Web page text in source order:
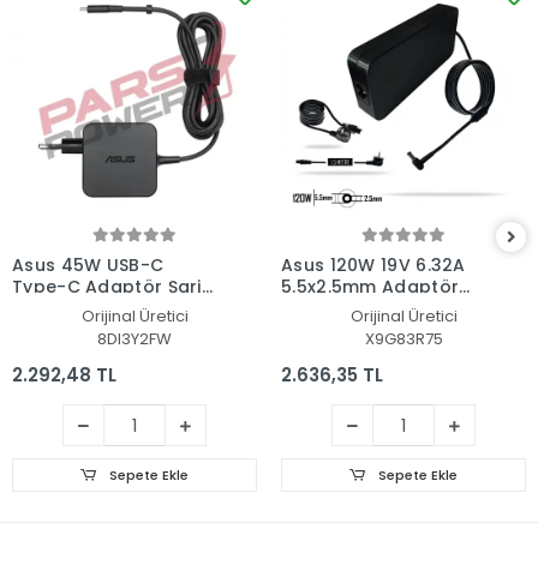
Asus 45W USB-C
Type-C Adaptör Şarj
Aleti-CihazıOrijinal Üretici
8DI3Y2FW
2.292,48 TL
Sepete Ekle
Asus 120W 19V 6.32A
5.5x2.5mm Adaptör
Şarj Aleti-Cihazı
Orijinal Üretici
X9G83R75
2.636,35 TL
Sepete Ekle